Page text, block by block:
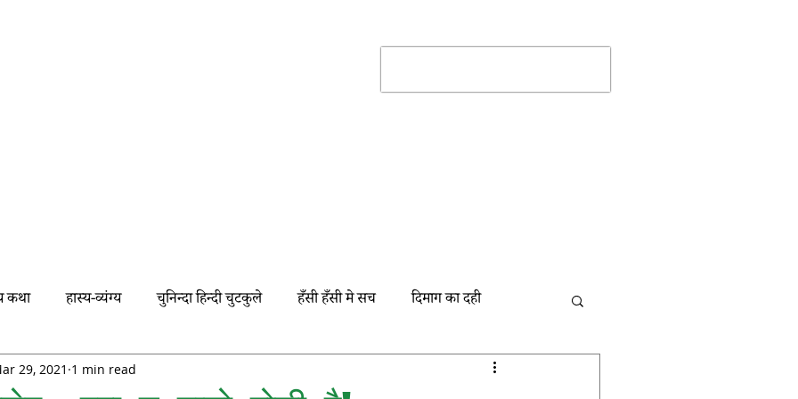
कथा हास्य-व्यंग्य चुनिन्दा हिन्दी चुटकुले हँसी हँसी मे सच दिमाग का दही
स्पेशल सुनी-सुनाई
29, 2021 1 min read